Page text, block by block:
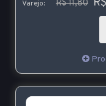
Varejo: R$ 11,80